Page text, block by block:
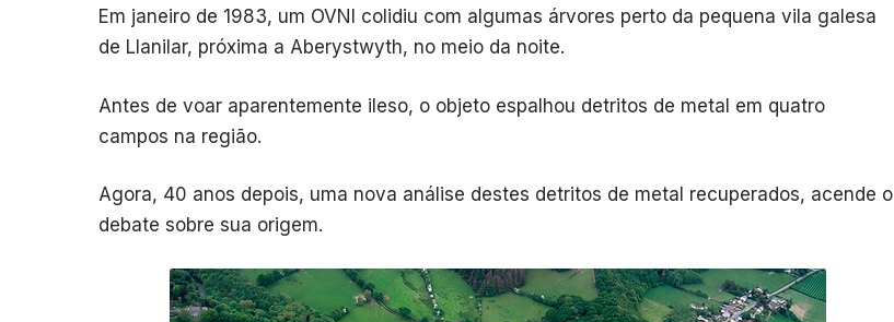
Em janeiro de 1983, um OVNI colidiu com algumas árvores perto da pequena vila galesa
de Llanilar, próxima a Aberystwyth, no meio da noite.
Antes de voar aparentemente ileso, o objeto espalhou detritos de metal em quatro
campos na região.
Agora, 40 anos depois, uma nova análise destes detritos de metal recuperados, acende o
debate sobre sua origem.